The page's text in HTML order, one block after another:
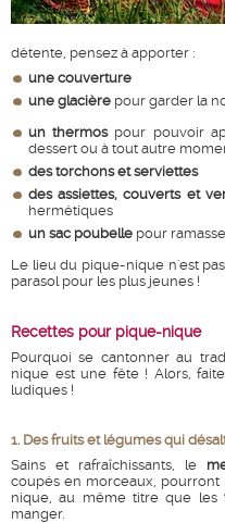
détente, pensez à apporter :
une couverture
une glacière pour garder la
un thermospour pouvoir
dessert ou à tout autre
des torchons et serviettes
des assiettes, couverts et
hermétiques
un sac poubelle pour
Le lieu du pique-nique n'est
parasol pour les plus jeunes !
Recettes pour pique-nique
Pourquoi se cantonner au
nique est une fête ! Alors,
ludiques !
1. Des fruits et légumes qui
Sains et rafraîchissants, le
coupés en morceaux,
nique, au même titre que les
manger.